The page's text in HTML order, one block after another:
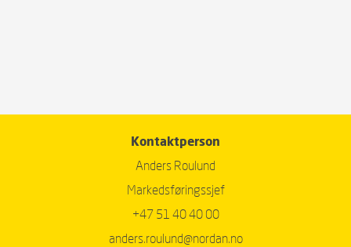
Kontaktperson
Anders Roulund
Markedsføringssjef
+47 51 40 40 00
anders.roulund@nordan.no